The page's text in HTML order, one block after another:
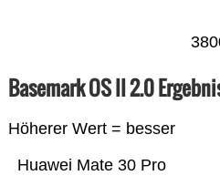
Basemark OS II 2.0
Höherer Wert = besser
Huawei Mate 30 Pro